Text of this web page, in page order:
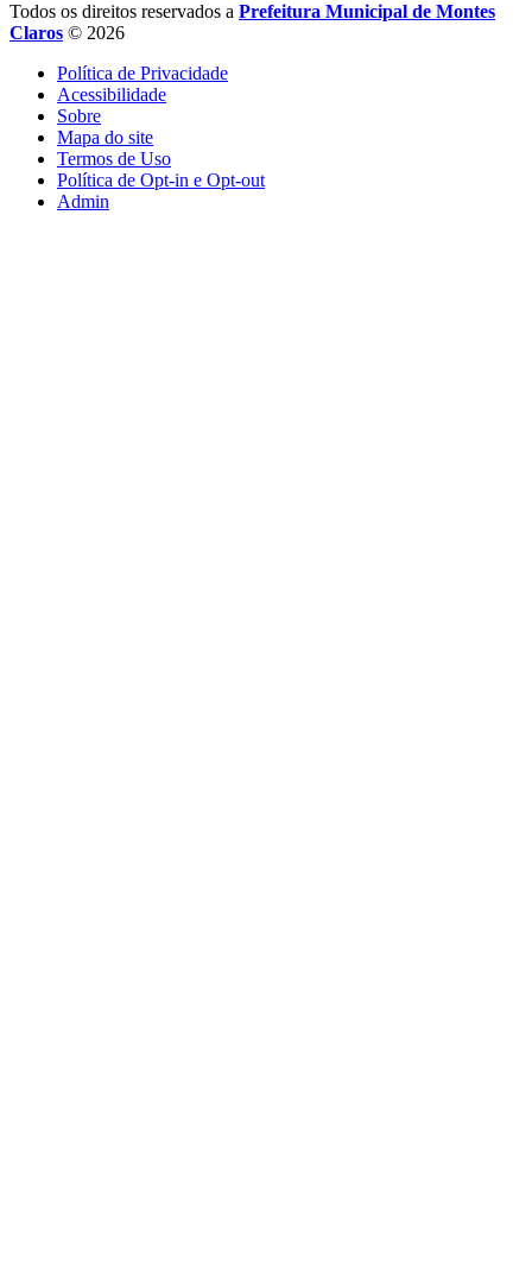
Todos os direitos reservados a Prefeitura Municipal de Montes
Claros © 2026
Política de Privacidade
Acessibilidade
Sobre
Mapa do site
Termos de Uso
Política de Opt-in e Opt-out
Admin